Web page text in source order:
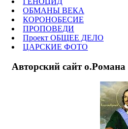
ОБМАНЫ ВЕКА
КОРОНОБЕСИЕ
ПРОПОВЕДИ
Проект ОБЩЕЕ ДЕЛО
ЦАРСКИЕ ФОТО
Авторский сайт о.Романа